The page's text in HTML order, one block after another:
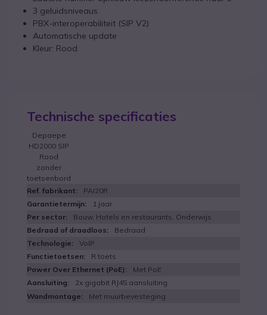
3 geluidsniveaus
PBX-interoperabiliteit (SIP V2)
Automatische update
Kleur: Rood
Technische specificaties
Depaepe
HD2000 SIP
Rood
zonder
toetsenbord
PAI20R
1 jaar
Bouw, Hotels en restaurants, Onderwijs
Bedraad
VoIP
R toets
Met PoE
2x gigabit RJ45 aansluiting
Met muurbevesteging